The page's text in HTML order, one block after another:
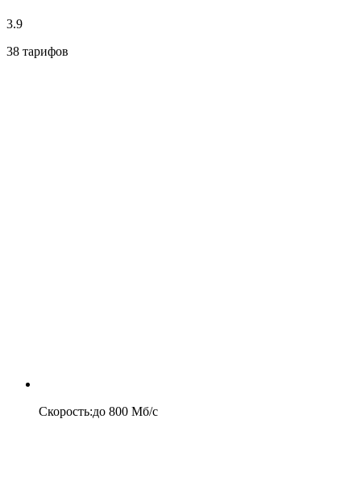
3.9
38 тарифов
Скорость:до 800 Мб/c